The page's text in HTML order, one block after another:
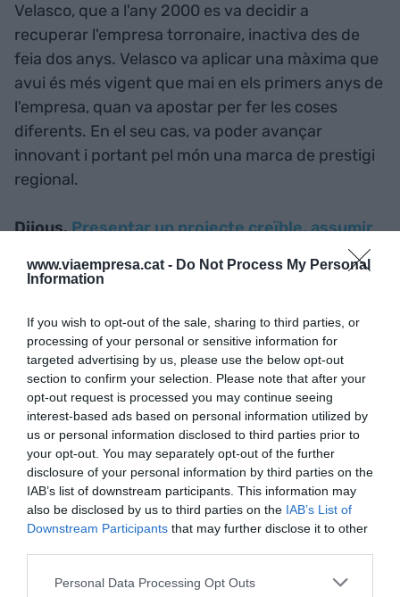
www.viaempresa.cat - Do Not Process My Personal
Information
If you wish to opt-out of the sale, sharing to third parties, or
processing of your personal or sensitive information for
targeted advertising by us, please use the below opt-out
section to confirm your selection. Please note that after your
opt-out request is processed you may continue seeing
interest-based ads based on personal information utilized by
us or personal information disclosed to third parties prior to
your opt-out. You may separately opt-out of the further
disclosure of your personal information by third parties on the
IAB’s list of downstream participants. This information may
also be disclosed by us to third parties on the IAB’s List of
Downstream Participants that may further disclose it to other
Personal Data Processing Opt Outs
Velasco, que a l'any 2000 es va decidir a
recuperar l'empresa torronaire, inactiva des de
feia dos anys. Velasco va aplicar una màxima que
avui és més vigent que mai en els primers anys de
l'empresa, quan va apostar per fer les coses
diferents. En el seu cas, va poder avançar
innovant i portant pel món una marca de prestigi
regional.
Dijous.Presentar un projecte creïble, assumir
riscos personals i trobar fonts de finançament
pròpies són aspectes clau per captar capital
Les ponències de la jornada inaugural de
l'InverCreix van servir per conèixer empreses que
han pogut créixer gràcies a fonts de capital risc.
Totes elles coincidien en un punt clau: generar
confiança. I per aconseguir-ho cal un projecte
creïble, involucrar-se en el risc i arribar amb altres
fonts de finançament consolidades.
Divendres.La clau és que la gent entri a
treballar per als emprenedors, no que se'n
És l'opinió del professor de l'escola de negocis de